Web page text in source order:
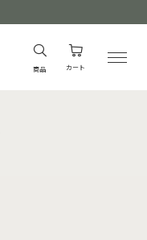
商品 カート